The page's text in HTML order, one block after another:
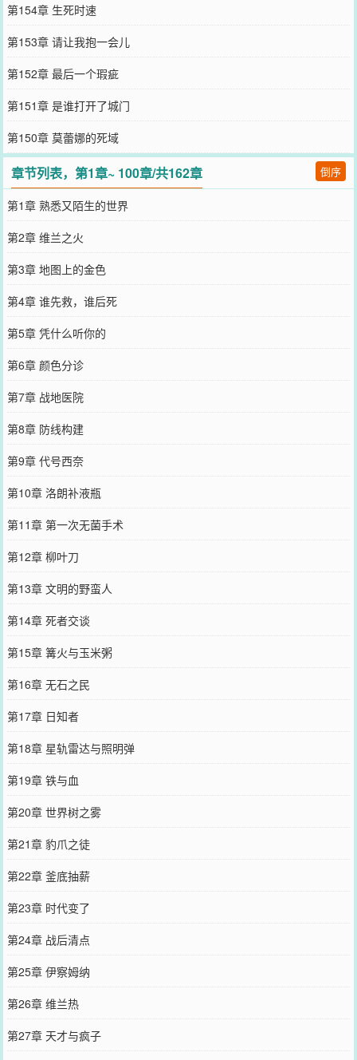
第154章 生死时速
第153章 请让我抱一会儿
第152章 最后一个瑕疵
第151章 是谁打开了城门
第150章 莫蕾娜的死域
章节列表，第1章~ 100章/共162章 倒序
第1章 熟悉又陌生的世界
第2章 维兰之火
第3章 地图上的金色
第4章 谁先救，谁后死
第5章 凭什么听你的
第6章 颜色分诊
第7章 战地医院
第8章 防线构建
第9章 代号西奈
第10章 洛朗补液瓶
第11章 第一次无菌手术
第12章 柳叶刀
第13章 文明的野蛮人
第14章 死者交谈
第15章 篝火与玉米粥
第16章 无石之民
第17章 日知者
第18章 星轨雷达与照明弹
第19章 铁与血
第20章 世界树之雾
第21章 豹爪之徒
第22章 釜底抽薪
第23章 时代变了
第24章 战后清点
第25章 伊察姆纳
第26章 维兰热
第27章 天才与疯子